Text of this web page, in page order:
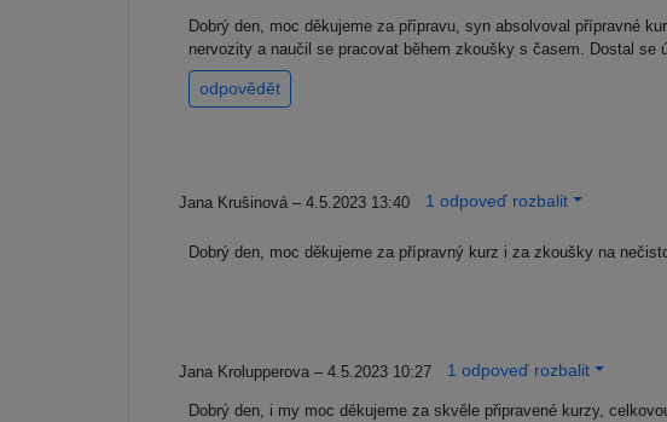
Dobrý den, moc děkujeme za přípravu, syn absolvoval přípravné
nervozity a naučil se pracovat během zkoušky s časem. Dostal
odpovědět
Jana Krušinová – 4.5.2023 13:40 1 odpoveď rozbalit
Dobrý den, moc děkujeme za přípravný kurz i za zkoušky na
Jana Krolupperova – 4.5.2023 10:27 1 odpoveď rozbalit
Dobrý den, i my moc děkujeme za skvěle připravené kurzy,